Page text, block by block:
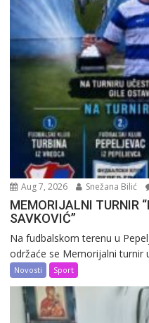
Aug 7, 2026 Snežana Bilić
MEMORIJALNI TURNIR
SAVKOVIĆ”
Na fudbalskom terenu u
održaće se Memorijalni turnir
Novosti Sport